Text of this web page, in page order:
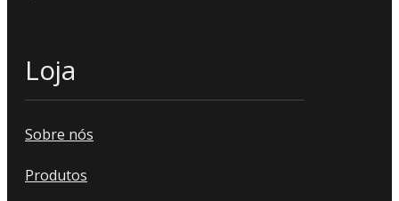
Loja
Sobre nós
Produtos